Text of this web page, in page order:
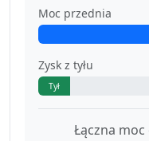
Moc przednia
Zysk z tyłu
Tył
Łączna